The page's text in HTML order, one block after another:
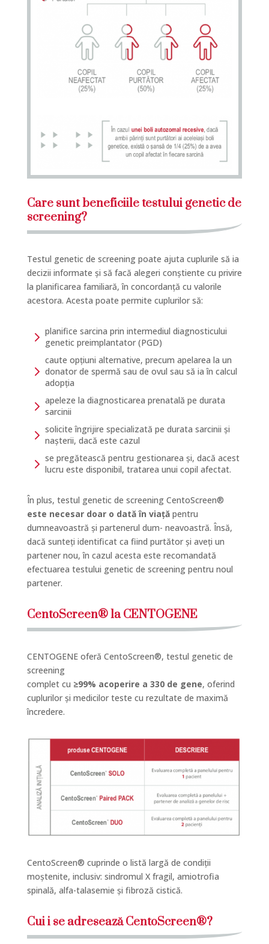
Care sunt beneficiile testului genetic de
screening?
Testul genetic de screening poate ajuta cuplurile să ia
decizii informate și să facă alegeri conștiente cu privire
la planificarea familiară, în concordanță cu valorile
acestora. Acesta poate permite cuplurilor să:
5 planifice sarcina prin intermediul diagnosticului
genetic preimplantator (PGD)
5
caute opțiuni alternative, precum apelarea la un
donator de spermă sau de ovul sau să ia în calcul
adopția
5 apeleze la diagnosticarea prenatală pe durata
sarcinii
5 solicite îngrijire specializată pe durata sarcinii și
nașterii, dacă este cazul
5 se pregătească pentru gestionarea și, dacă acest
lucru este disponibil, tratarea unui copil afectat.
În plus, testul genetic de screening CentoScreen®
este necesar doar o dată în viațăpentru
dumneavoastră și partenerul dum- neavoastră. Însă,
dacă sunteți identificat ca fiind purtător și aveți un
partener nou, în cazul acesta este recomandată
efectuarea testului genetic de screening pentru noul
partener.
CentoScreen® la CENTOGENE
CENTOGENE oferă CentoScreen®, testul genetic de
screening
complet cu ≥99% acoperire a 330 de gene, oferind
cuplurilor și medicilor teste cu rezultate de maximă
încredere.
CentoScreen® cuprinde o listă largă de condiții
moștenite, inclusiv: sindromul X fragil, amiotrofia
spinală, alfa-talasemie și fibroză cistică.
Cui i se adresează CentoScreen®?